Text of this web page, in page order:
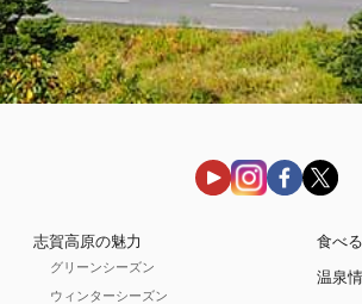
志賀高原の魅力
グリーンシーズン
ウィンターシーズン
食べ
温泉